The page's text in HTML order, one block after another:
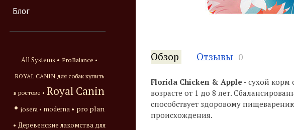
Блог
All Systems • ProBalance •
ROYAL CANIN для собак купить
в ростове • Royal Canin
• josera • moderna • pro plan
• Деревенские лакомства для
Обзор Отзывы 0
Florida Chiсken & Apple - сухой корм
возрасте от 1 до 8 лет.
способствует здоровому
происхождения.